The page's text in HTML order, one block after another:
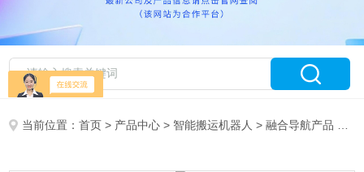
当前位置：首页 > 产品中心 > 智能搬运机器人 >融合导航产品